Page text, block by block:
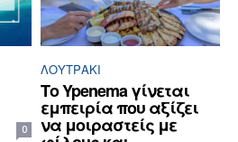
0
ΛΟΥΤΡΆΚΙ
Tο Ypenema γίνεται
εμπειρία που αξίζει
να μοιραστείς με